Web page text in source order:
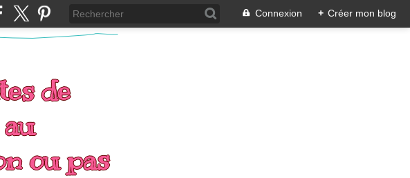
Connexion + Créer mon blog
de
ou pas